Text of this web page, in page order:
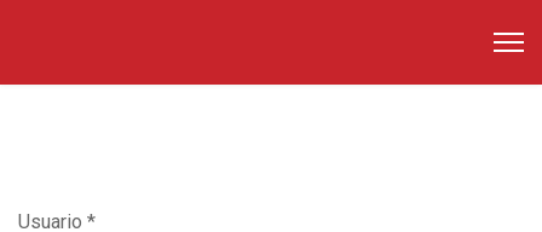
Usuario *